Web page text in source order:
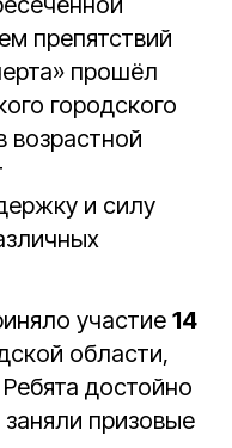
препятствий
прошёл
городского
возрастной
и силу
участие 14
области,
достойно
заняли призовые